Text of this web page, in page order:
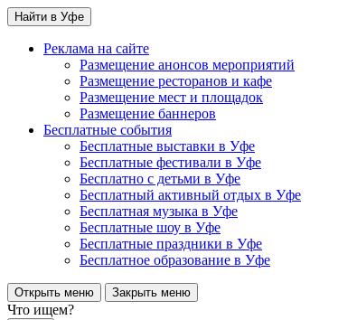
Найти в Уфе
Реклама на сайте
Размещение анонсов мероприятий
Размещение ресторанов и кафе
Размещение мест и площадок
Размещение баннеров
Бесплатные события
Бесплатные выставки в Уфе
Бесплатные фестивали в Уфе
Бесплатно с детьми в Уфе
Бесплатный активный отдых в Уфе
Бесплатная музыка в Уфе
Бесплатные шоу в Уфе
Бесплатные праздники в Уфе
Бесплатное образование в Уфе
Открыть меню Закрыть меню
Что ищем?